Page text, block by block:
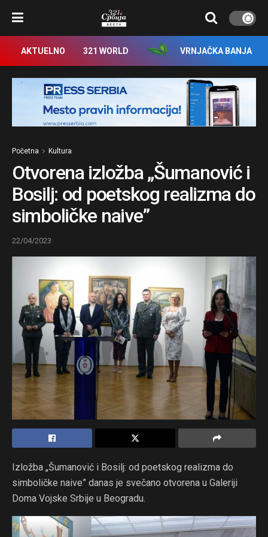
AKTUELNO 321 WORLD VRNJAČKA BANJA
Početna Kultura
Otvorena izložba „Šumanović i
Bosilj: od poetskog realizma do
simboličke naive”
22/04/2023
Izložba „Šumanović i Bosilj: od poetskog realizma do
simboličke naive” danas je svečano otvorena u Galeriji
Doma Vojske Srbije u Beogradu.